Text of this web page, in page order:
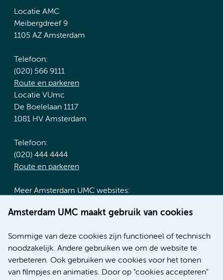
Amsterdam UMC maakt gebruik van cookies
Sommige van deze cookies zijn functioneel of technisch
noodzakelijk. Andere gebruiken we om de website te
verbeteren. Ook gebruiken we cookies voor het tonen
van filmpjes en animaties. Door op "cookies accepteren"
Locatie AMC
Meibergdreef 9
1105 AZ Amsterdam
Telefoon:
(020) 566 9111
Route en parkeren
Locatie VUmc
De Boelelaan 1117
1081 HV Amsterdam
Telefoon:
(020) 444 4444
Route en parkeren
Meer Amsterdam UMC websites:
Werken bij Amsterdam UMC
Nieuws
Research
Educatie locatie AMC
Educatie locatie VUmc